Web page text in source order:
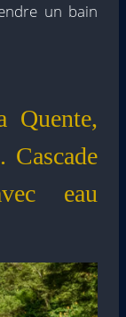
un bain
Quente,
eau